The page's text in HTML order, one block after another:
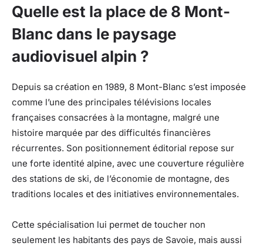
Quelle est la place de 8 Mont-
Blanc dans le paysage
audiovisuel alpin ?
Depuis sa création en 1989, 8 Mont-Blanc s’est imposée
comme l’une des principales télévisions locales
françaises consacrées à la montagne, malgré une
histoire marquée par des difficultés financières
récurrentes. Son positionnement éditorial repose sur
une forte identité alpine, avec une couverture régulière
des stations de ski, de l’économie de montagne, des
traditions locales et des initiatives environnementales.
Cette spécialisation lui permet de toucher non
seulement les habitants des pays de Savoie, mais aussi